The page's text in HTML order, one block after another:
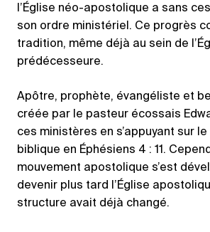
l’Église néo-apostolique a sans
son ordre ministériel. Ce progrès
tradition, même déjà au sein de
prédécesseure.
Apôtre, prophète, évangéliste et
créée par le pasteur écossais
ces ministères en s’appuyant sur
biblique en Éphésiens 4 : 11.
mouvement apostolique s’est
devenir plus tard l’Église
structure avait déjà changé.